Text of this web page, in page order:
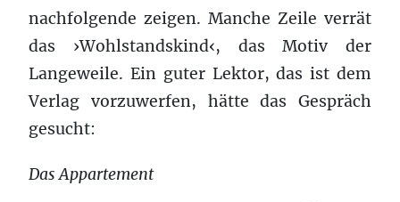
nachfolgende zeigen. Manche Zeile verrät
das ›Wohlstandskind‹, das Motiv der
Langeweile. Ein guter Lektor, das ist dem
Verlag vorzuwerfen, hätte das Gespräch
gesucht:
Das Appartement